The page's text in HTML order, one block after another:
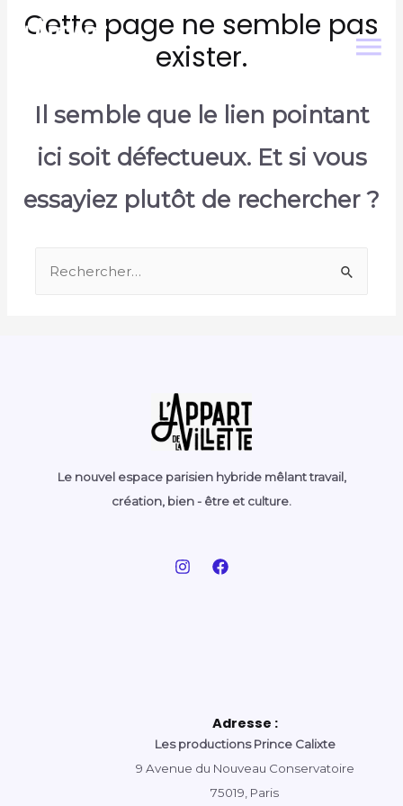
Cette page ne semble pas
exister.
Il semble que le lien pointant
ici soit défectueux. Et si vous
essayiez plutôt de rechercher ?
Le nouvel espace parisien hybride mêlant travail,
création, bien - être et culture.
Adresse :
Les productions Prince Calixte
9 Avenue du Nouveau Conservatoire
75019, Paris